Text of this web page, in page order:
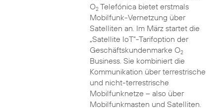
O2Telefónica bietet erstmals
Mobilfunk-Vernetzung über
Satelliten an. Im März startet die
„Satellite IoT”-Tarifoption der
Geschäftskundenmarke O2
Business. Sie kombiniert die
Kommunikation über terrestrische
und nicht-terrestrische
Mobilfunknetze – also über
Mobilfunkmasten und Satelliten.